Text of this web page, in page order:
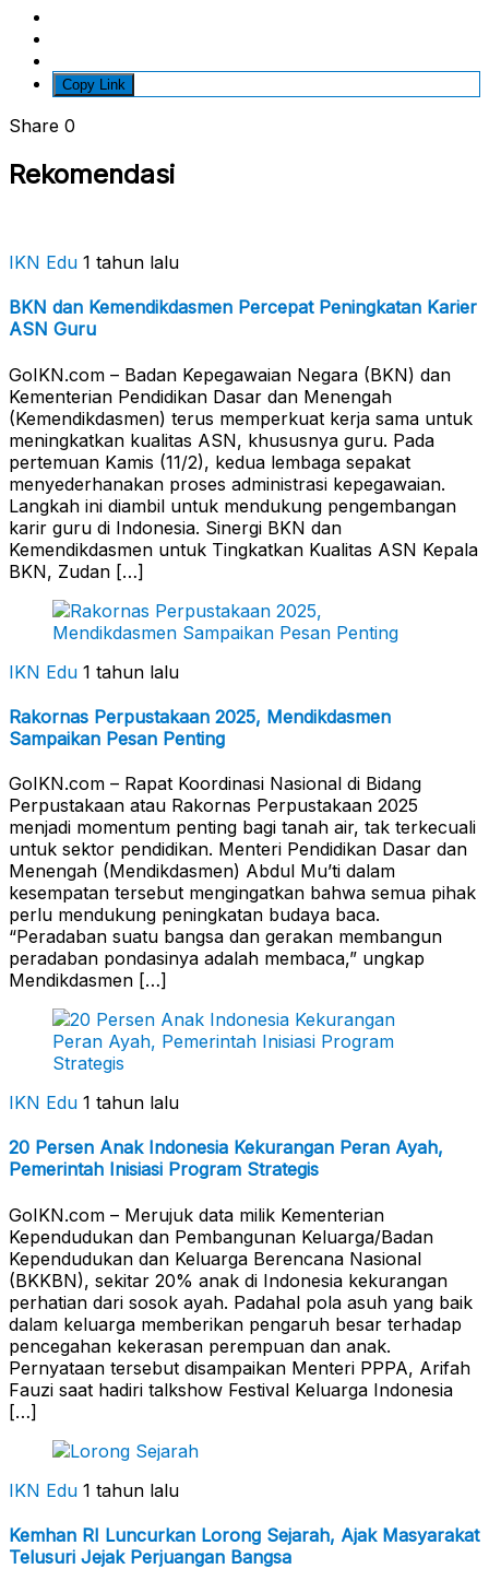
Copy Link
Share 0
Rekomendasi
IKN Edu 1 tahun lalu
BKN dan Kemendikdasmen Percepat Peningkatan Karier
ASN Guru
GoIKN.com – Badan Kepegawaian Negara (BKN) dan
Kementerian Pendidikan Dasar dan Menengah
(Kemendikdasmen) terus memperkuat kerja sama untuk
meningkatkan kualitas ASN, khususnya guru. Pada
pertemuan Kamis (11/2), kedua lembaga sepakat
menyederhanakan proses administrasi kepegawaian.
Langkah ini diambil untuk mendukung pengembangan
karir guru di Indonesia. Sinergi BKN dan
Kemendikdasmen untuk Tingkatkan Kualitas ASN Kepala
BKN, Zudan […]
IKN Edu 1 tahun lalu
Rakornas Perpustakaan 2025, Mendikdasmen
Sampaikan Pesan Penting
GoIKN.com – Rapat Koordinasi Nasional di Bidang
Perpustakaan atau Rakornas Perpustakaan 2025
menjadi momentum penting bagi tanah air, tak terkecuali
untuk sektor pendidikan. Menteri Pendidikan Dasar dan
Menengah (Mendikdasmen) Abdul Mu’ti dalam
kesempatan tersebut mengingatkan bahwa semua pihak
perlu mendukung peningkatan budaya baca.
“Peradaban suatu bangsa dan gerakan membangun
peradaban pondasinya adalah membaca,” ungkap
Mendikdasmen […]
IKN Edu 1 tahun lalu
20 Persen Anak Indonesia Kekurangan Peran Ayah,
Pemerintah Inisiasi Program Strategis
GoIKN.com – Merujuk data milik Kementerian
Kependudukan dan Pembangunan Keluarga/Badan
Kependudukan dan Keluarga Berencana Nasional
(BKKBN), sekitar 20% anak di Indonesia kekurangan
perhatian dari sosok ayah. Padahal pola asuh yang baik
dalam keluarga memberikan pengaruh besar terhadap
pencegahan kekerasan perempuan dan anak.
Pernyataan tersebut disampaikan Menteri PPPA, Arifah
Fauzi saat hadiri talkshow Festival Keluarga Indonesia
[…]
IKN Edu 1 tahun lalu
Kemhan RI Luncurkan Lorong Sejarah, Ajak Masyarakat
Telusuri Jejak Perjuangan Bangsa